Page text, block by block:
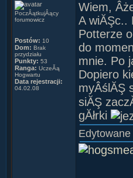
PoczÂątkujÂący
forumowicz
Postów: 10
Dom: Brak
przydziału
Punkty: 53
Ranga: UczeĂą
Hogwartu
Data rejestracji:
04.02.08
Wiem,
A wiĂŞc..
Potterze
do
mnie. Po
Dopiero
myÂślĂŞ
siĂŞ
gĂłrki